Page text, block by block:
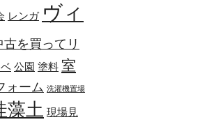
レンガ ヴィ
古を買ってリ
公園 塗料 室
ォーム 洗濯機置場
藻土 現場見